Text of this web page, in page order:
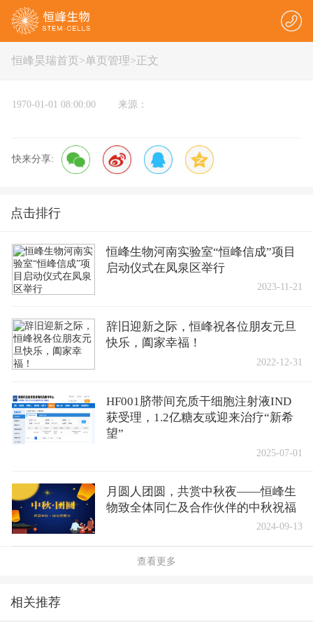
恒峰昊瑞首页>单页管理>正文
1970-01-01 08:00:00 来源：
快来分享:
点击排行
恒峰生物河南实验室“恒峰信成”项目
启动仪式在凤泉区举行
2023-11-21
辞旧迎新之际，恒峰祝各位朋友元旦
快乐，阖家幸福！
2022-12-31
HF001脐带间充质干细胞注射液IND
获受理，1.2亿糖友或迎来治疗“新希
望”
2025-07-01
月圆人团圆，共赏中秋夜——恒峰生
物致全体同仁及合作伙伴的中秋祝福
2024-09-13
查看更多
相关推荐